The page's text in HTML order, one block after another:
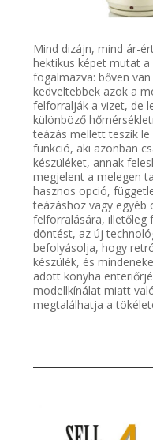
Mind dizájn, mind ár-
hektikus képet mutat
fogalmazva: bőven
kedveltebbek azok a
felforralják a vizet, de
különböző
teázás mellett teszik
funkció, aki azonban
készüléket, annak
megjelent a melegen
hasznos opció,
teázáshoz vagy egyéb
felforralására, illetőleg
döntést, az új
befolyásolja, hogy
készülék, és
adott konyha
modellkínálat miatt
megtalálhatja a